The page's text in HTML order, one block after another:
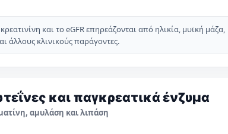
και το eGFR επηρεάζονται από ηλικία, μυϊκή μάζα,
άλλους κλινικούς παράγοντες.
και παγκρεατικά ένζυμα
αμυλάση και λιπάση